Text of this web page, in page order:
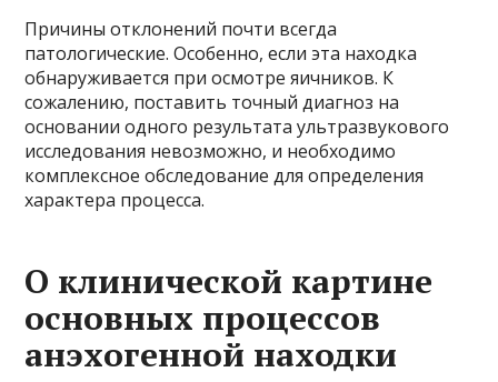
Причины отклонений почти всегда
патологические. Особенно, если эта находка
обнаруживается при осмотре яичников. К
сожалению, поставить точный диагноз на
основании одного результата ультразвукового
исследования невозможно, и необходимо
комплексное обследование для определения
характера процесса.
О клинической картине
основных процессов
анэхогенной находки